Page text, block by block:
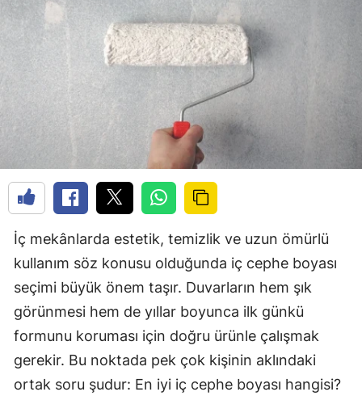
İç mekânlarda estetik, temizlik ve uzun ömürlü
kullanım söz konusu olduğunda iç cephe boyası
seçimi büyük önem taşır. Duvarların hem şık
görünmesi hem de yıllar boyunca ilk günkü
formunu koruması için doğru ürünle çalışmak
gerekir. Bu noktada pek çok kişinin aklındaki
ortak soru şudur: En iyi iç cephe boyası hangisi?